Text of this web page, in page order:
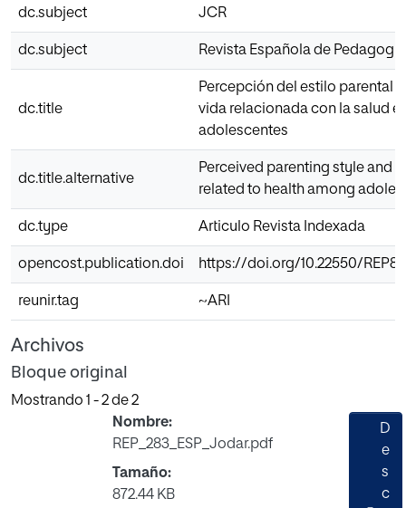
dc.subject JCR
dc.subject Revista Española de Pedagogía
dc.title
Percepción del estilo parental
vida relacionada con la salud
adolescentes
dc.title.alternative
Perceived parenting style and
related to health among
dc.type Articulo Revista Indexada
opencost.publication.doi https://doi.org/10.22550/
reunir.tag ~ARI
Archivos
Bloque original
Mostrando 1 - 2 de 2
Nombre:
REP_283_ESP_Jodar.pdf
Tamaño:
872.44 KB
D
e
s
c